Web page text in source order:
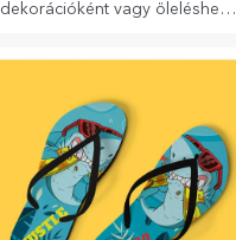
dekorációként vagy öleléshez –